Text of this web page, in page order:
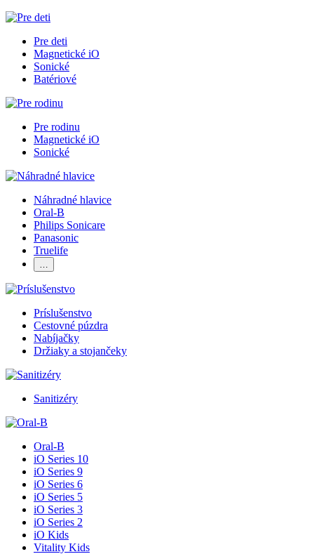
Pre deti
Magnetické iO
Sonické
Batériové
Pre rodinu
Magnetické iO
Sonické
Náhradné hlavice
Oral-B
Philips Sonicare
Panasonic
Truelife
…
Príslušenstvo
Cestovné púzdra
Nabíjačky
Držiaky a stojančeky
Sanitizéry
Oral-B
iO Series 10
iO Series 9
iO Series 6
iO Series 5
iO Series 3
iO Series 2
iO Kids
Vitality Kids